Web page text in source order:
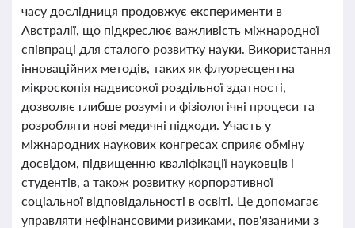
часу дослідниця продовжує експерименти в
Австралії, що підкреслює важливість міжнародної
співпраці для сталого розвитку науки. Використання
інноваційних методів, таких як флуоресцентна
мікроскопія надвисокої роздільної здатності,
дозволяє глибше розуміти фізіологічні процеси та
розробляти нові медичні підходи. Участь у
міжнародних наукових конгресах сприяє обміну
досвідом, підвищенню кваліфікації науковців і
студентів, а також розвитку корпоративної
соціальної відповідальності в освіті. Це допомагає
управляти нефінансовими ризиками, пов'язаними з